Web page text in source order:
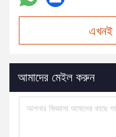
এখনই
আমাদের মেইল করুন